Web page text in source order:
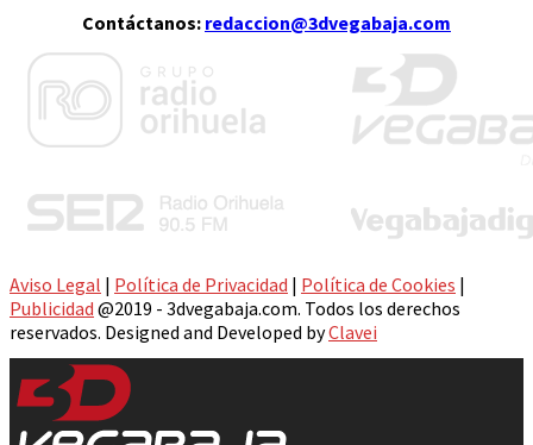
Contáctanos: redaccion@3dvegabaja.com
Aviso Legal | Política de Privacidad | Política de Cookies |
Publicidad @2019 - 3dvegabaja.com. Todos los derechos
reservados. Designed and Developed byClavei